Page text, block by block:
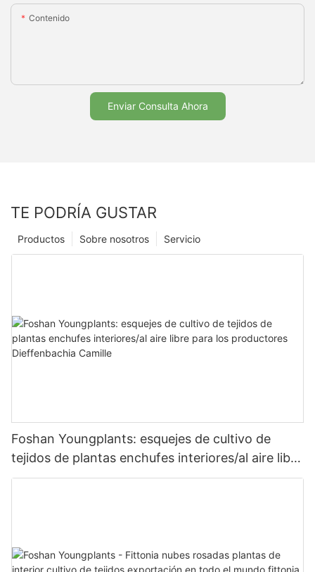
Contenido
Enviar Consulta Ahora
TE PODRÍA GUSTAR
Servicio
Sobre nosotros
Productos
Foshan Youngplants: esquejes de cultivo de
tejidos de plantas enchufes interiores/al aire libre
para los productores Dieffenbachia Camille